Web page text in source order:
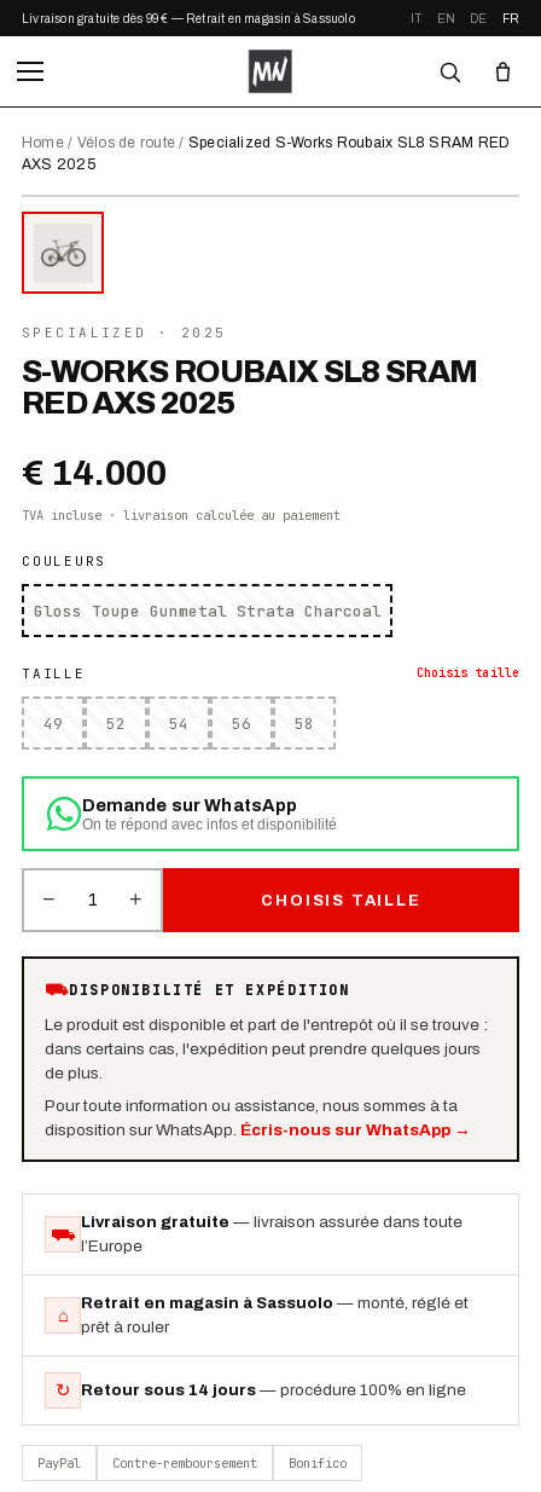
Livraison gratuite dès 99 € — Retrait en magasin à Sassuolo IT EN DE FR
Home/ Vélos de route / Specialized S-Works Roubaix SL8 SRAM RED
AXS 2025
SPECIALIZED · 2025
S-WORKS ROUBAIX SL8 SRAM
RED AXS 2025
€ 14.000
TVA incluse · livraison calculée au paiement
COULEURS
Gloss Toupe Gunmetal Strata Charcoal
TAILLE Choisis taille
49 52 54 56 58
Demande sur WhatsApp
On te répond avec infos et disponibilité
− 1 + CHOISIS TAILLE
⛟DISPONIBILITÉ ET EXPÉDITION
Le produit est disponible et part de l'entrepôt où il se trouve :
dans certains cas, l'expédition peut prendre quelques jours
de plus.
Pour toute information ou assistance, nous sommes à ta
disposition sur WhatsApp. Écris-nous sur WhatsApp→
⛟
Livraison gratuite — livraison assurée dans toute
l’Europe
⌂
Retrait en magasin à Sassuolo — monté, réglé et
prêt à rouler
↻ Retour sous 14 jours — procédure 100% en ligne
PayPal Contre-remboursement Bonifico